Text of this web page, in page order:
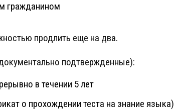
гражданином
продлить еще на два.
подтвержденные):
в течении 5 лет
о прохождении теста на знание языка)